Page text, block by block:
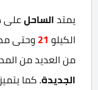
يمتد الساحل على
الكيلو 21 وحتى
من العديد من
الجديدة. كما